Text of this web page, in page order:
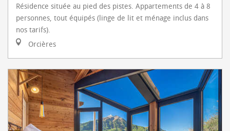
Résidence située au pied des pistes. Appartements de 4 à 8
personnes, tout équipés (linge de lit et ménage inclus dans
nos tarifs).
Orcières